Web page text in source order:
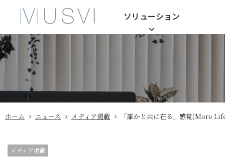
ソリューション
ホーム › ニュース › メディア掲載 › 「誰かと共に在る」感覚(More
メディア掲載